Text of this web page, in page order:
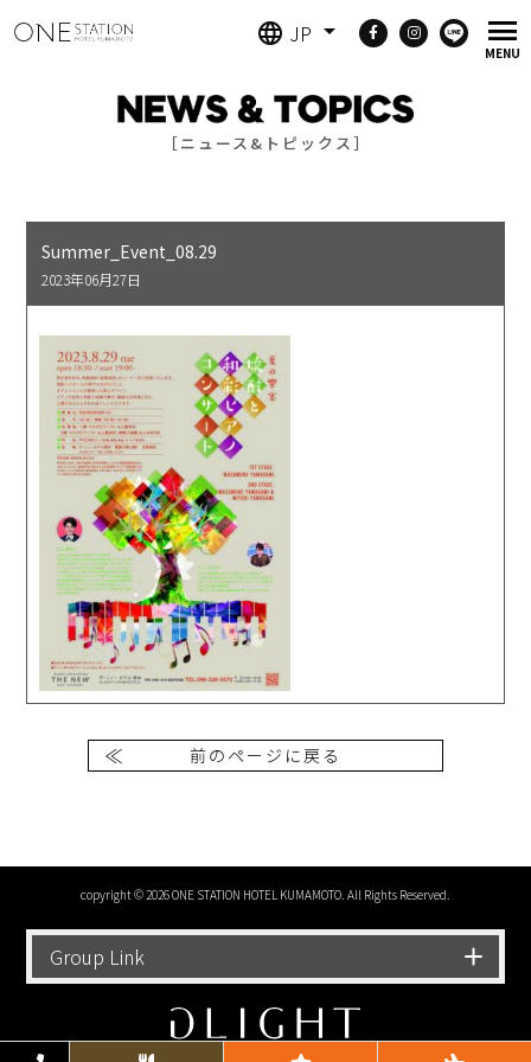
JP
［ニュース&トピックス］
Summer_Event_08.29
2023年06月27日
前のページに戻る
copyright © 2026 ONE STATION HOTEL KUMAMOTO. All Rights Reserved.
Group Link